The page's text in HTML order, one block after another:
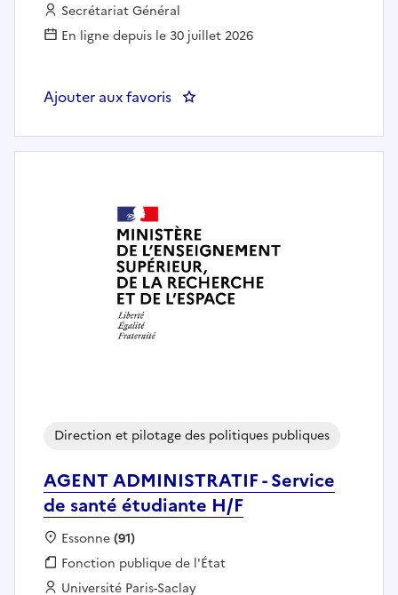
Employeur :
Secrétariat Général
En ligne depuis le 30 juillet 2026
Ajouter aux favoris : Gestionnaire chargé du
AGENT ADMINISTRATIF - Service
de santé étudiante H/F
Direction et pilotage des politiques publiques
Localisation :
Essonne(91)
Fonction publique :
Fonction publique de l'État
Employeur :
Université Paris-Saclay